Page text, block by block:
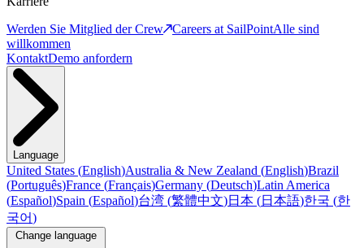
Werden Sie Mitglied der Crew
Careers at SailPointAlle sind
willkommen
KontaktDemo anfordern
Language
United States (English)Australia & New Zealand (English)Brazil
(Português)France (Français)Germany (Deutsch)Latin America
(Español)Spain (Español)台湾 (繁體中文)日本 (日本語)한국 (한
국어)
Change language